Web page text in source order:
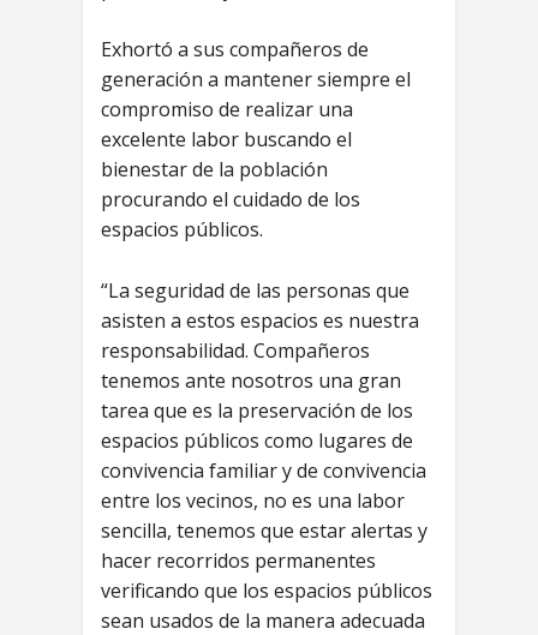
Exhortó a sus compañeros de
generación a mantener siempre el
compromiso de realizar una
excelente labor buscando el
bienestar de la población
procurando el cuidado de los
espacios públicos.
“La seguridad de las personas que
asisten a estos espacios es nuestra
responsabilidad. Compañeros
tenemos ante nosotros una gran
tarea que es la preservación de los
espacios públicos como lugares de
convivencia familiar y de convivencia
entre los vecinos, no es una labor
sencilla, tenemos que estar alertas y
hacer recorridos permanentes
verificando que los espacios públicos
sean usados de la manera adecuada